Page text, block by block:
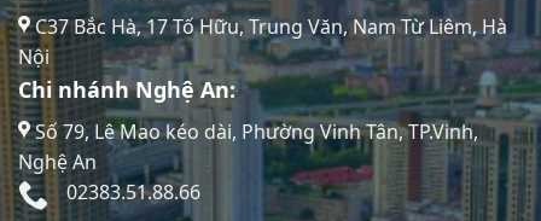
C37 Bắc Hà, 17 Tố Hữu, Trung Văn, Nam Từ Liêm, Hà
Nội
Chi nhánh Nghệ An:
Số 79, Lê Mao kéo dài, Phường Vinh Tân, TP.Vinh,
Nghệ An
02383.51.88.66